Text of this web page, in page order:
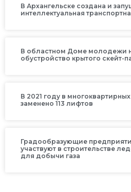
В Архангельске создана и
интеллектуальная
В областном Доме молодежи
обустройство крытого скейт-
В 2021 году в
заменено 113 лифтов
Градообразующие
участвуют в строительстве
для добычи газа